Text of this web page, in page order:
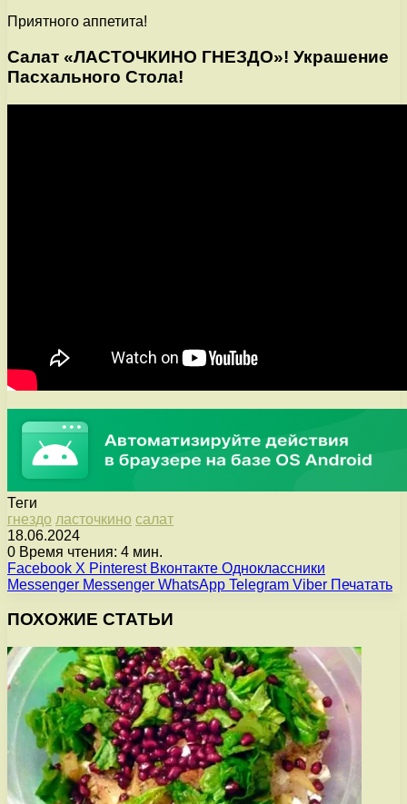
Приятного аппетита!
Салат «ЛАСТОЧКИНО ГНЕЗДО»! Украшение
Пасхального Стола!
Теги
гнездо ласточкино салат
18.06.2024
0 Время чтения: 4 мин.
Facebook X Pinterest Вконтакте Одноклассники
Messenger Messenger WhatsApp Telegram Viber Печатать
ПОХОЖИЕ СТАТЬИ